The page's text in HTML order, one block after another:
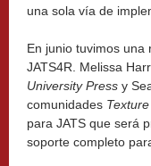
una sola vía de
En junio tuvimos una
JATS4R. Melissa
University Press y
comunidades Texture
para JATS que será
soporte completo